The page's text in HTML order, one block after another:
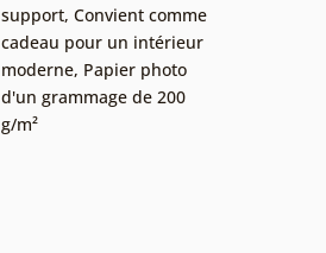
support, Convient comme
cadeau pour un intérieur
moderne, Papier photo
d'un grammage de 200
g/m²